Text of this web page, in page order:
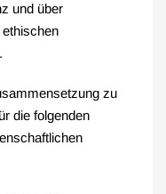
und über
zu
die folgenden